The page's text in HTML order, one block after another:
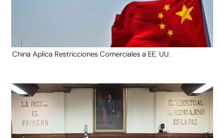
China Aplica Restricciones Comerciales a EE. UU.